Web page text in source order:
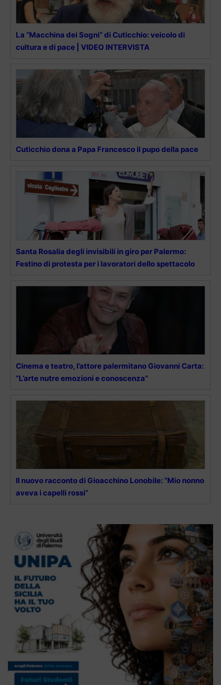
La “Macchina dei Sogni” di Cuticchio: veicolo di
cultura e di pace | VIDEO INTERVISTA
Cuticchio dona a Papa Francesco il pupo della pace
Santa Rosalia degli invisibili in giro per Palermo:
Festino di protesta per i lavoratori dello spettacolo
Cinema e teatro, l’attore palermitano Giovanni Carta:
“L’arte nutre emozioni e conoscenza”
Il nuovo racconto di Gioacchino Lonobile: “Mio nonno
aveva i capelli rossi”